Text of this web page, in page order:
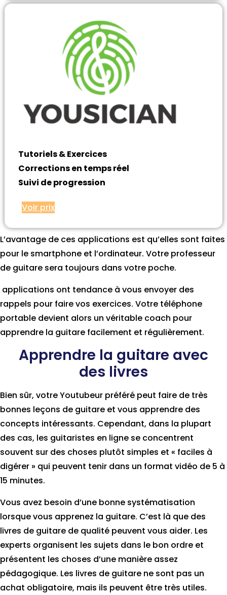
Tutoriels & Exercices
Corrections en temps réel
Suivi de progression
Voir prix
L’avantage de ces applications est qu’elles sont faites
pour le smartphone et l’ordinateur. Votre professeur
de guitare sera toujours dans votre poche.
applications ont tendance à vous envoyer des
rappels pour faire vos exercices. Votre téléphone
portable devient alors un véritable coach pour
apprendre la guitare facilement et régulièrement.
Apprendre la guitare avec
des livres
Bien sûr, votre Youtubeur préféré peut faire de très
bonnes leçons de guitare et vous apprendre des
concepts intéressants. Cependant, dans la plupart
des cas, les guitaristes en ligne se concentrent
souvent sur des choses plutôt simples et « faciles à
digérer » qui peuvent tenir dans un format vidéo de 5 à
15 minutes.
Vous avez besoin d’une bonne systématisation
lorsque vous apprenez la guitare. C’est là que des
livres de guitare de qualité peuvent vous aider. Les
experts organisent les sujets dans le bon ordre et
présentent les choses d’une manière assez
pédagogique. Les livres de guitare ne sont pas un
achat obligatoire, mais ils peuvent être très utiles.